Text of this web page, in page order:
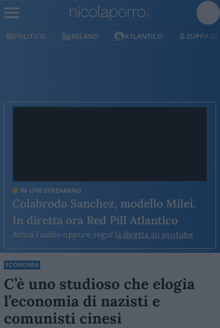
POLITICO MILANO ATLANTICO ZUPPA DI
IN LIVE STREAMING
Colabrodo Sanchez, modello Milei.
In diretta ora Red Pill Atlantico
Attiva l'audio oppure segui la diretta su youtube
ECONOMIA
C’è uno studioso che elogia
l’economia di nazisti e
comunisti cinesi